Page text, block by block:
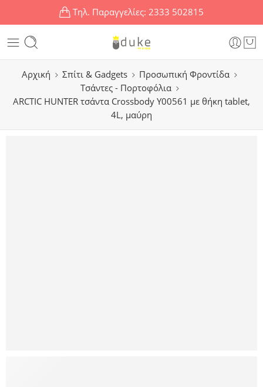
Τηλ. Παραγγελίες: 2333 502815
Αρχική Σπίτι & Gadgets
Προσωπική Φροντίδα
Τσάντες - Πορτοφόλια
ARCTIC HUNTER τσάντα Crossbody Y00561 με θήκη tablet,
4L, μαύρη